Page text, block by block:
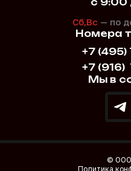
Номера
+7
+7 (916)
Сб,Вс — по
Мы в
© ООО
Политика